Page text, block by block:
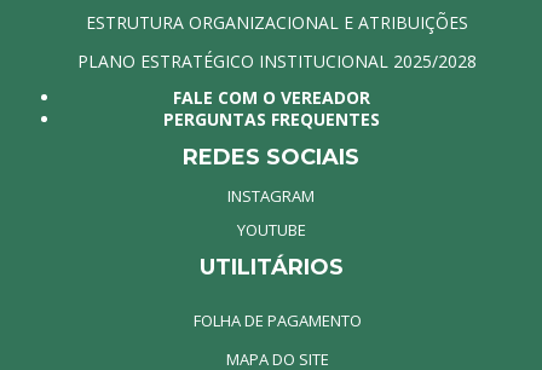
ESTRUTURA ORGANIZACIONAL E ATRIBUIÇÕES
PLANO ESTRATÉGICO INSTITUCIONAL 2025/2028
FALE COM O VEREADOR
PERGUNTAS FREQUENTES
REDES SOCIAIS
INSTAGRAM
YOUTUBE
UTILITÁRIOS
FOLHA DE PAGAMENTO
MAPA DO SITE